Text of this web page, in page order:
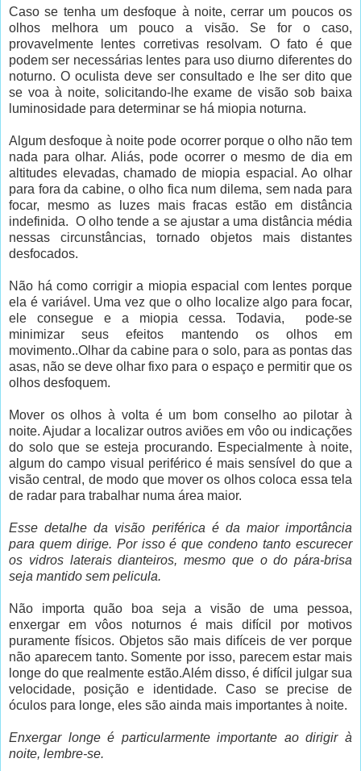
Caso se tenha um desfoque à noite, cerrar um poucos os
olhos melhora um pouco a visão. Se for o caso,
provavelmente lentes corretivas resolvam. O fato é que
podem ser necessárias lentes para uso diurno diferentes do
noturno. O oculista deve ser consultado e lhe ser dito que
se voa à noite, solicitando-lhe exame de visão sob baixa
luminosidade para determinar se há miopia noturna.
Algum desfoque à noite pode ocorrer porque o olho não tem
nada para olhar. Aliás, pode ocorrer o mesmo de dia em
altitudes elevadas, chamado de miopia espacial. Ao olhar
para fora da cabine, o olho fica num dilema, sem nada para
focar, mesmo as luzes mais fracas estão em distância
indefinida. O olho tende a se ajustar a uma distância média
nessas circunstâncias, tornado objetos mais distantes
desfocados.
Não há como corrigir a miopia espacial com lentes porque
ela é variável. Uma vez que o olho localize algo para focar,
ele consegue e a miopia cessa. Todavia, pode-se
minimizar seus efeitos mantendo os olhos em
movimento..Olhar da cabine para o solo, para as pontas das
asas, não se deve olhar fixo para o espaço e permitir que os
olhos desfoquem.
Mover os olhos à volta é um bom conselho ao pilotar à
noite. Ajudar a localizar outros aviões em vôo ou indicações
do solo que se esteja procurando. Especialmente à noite,
algum do campo visual periférico é mais sensível do que a
visão central, de modo que mover os olhos coloca essa tela
de radar para trabalhar numa área maior.
Esse detalhe da visão periférica é da maior importância
para quem dirige. Por isso é que condeno tanto escurecer
os vidros laterais dianteiros, mesmo que o do pára-brisa
seja mantido sem pelicula.
Não importa quão boa seja a visão de uma pessoa,
enxergar em vôos noturnos é mais difícil por motivos
puramente físicos. Objetos são mais difíceis de ver porque
não aparecem tanto. Somente por isso, parecem estar mais
longe do que realmente estão.Além disso, é difícil julgar sua
velocidade, posição e identidade. Caso se precise de
óculos para longe, eles são ainda mais importantes à noite.
Enxergar longe é particularmente importante ao dirigir à
noite, lembre-se.